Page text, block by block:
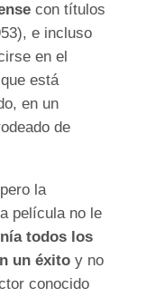
con títulos
e incluso
en el
está
en un
de
la
película no le
todos los
un éxito y no
conocido